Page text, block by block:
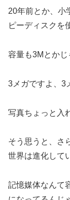
20年前とか、小
ピーディスクを
容量も3Mとかじ
3メガですよ、3
写真ちょっと入
そう思うと、さ
世界は進化して
記憶媒体なんて